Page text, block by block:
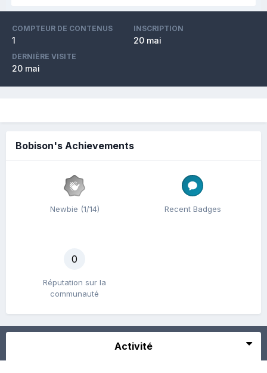
COMPTEUR DE CONTENUS
1
INSCRIPTION
20 mai
DERNIÈRE VISITE
20 mai
Bobison's Achievements
Newbie (1/14) Recent Badges
0
Réputation sur la
communauté
Activité